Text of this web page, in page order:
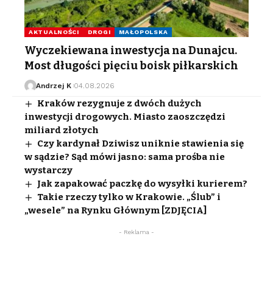
AKTUALNOŚCI DROGI MAŁOPOLSKA
Wyczekiewana inwestycja na Dunajcu.
Most długości pięciu boisk piłkarskich
Andrzej K 04.08.2026
Kraków rezygnuje z dwóch dużych
inwestycji drogowych. Miasto zaoszczędzi
miliard złotych
Czy kardynał Dziwisz uniknie stawienia się
w sądzie? Sąd mówi jasno: sama prośba nie
wystarczy
Jak zapakować paczkę do wysyłki kurierem?
Takie rzeczy tylko w Krakowie. „Ślub” i
„wesele” na Rynku Głównym [ZDJĘCIA]
- Reklama -